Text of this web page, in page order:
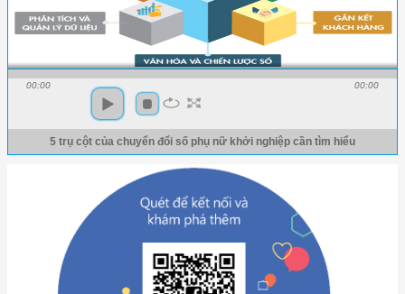
00:00 00:00
5 trụ cột của chuyển đổi số phụ nữ khởi nghiệp cần tìm hiểu